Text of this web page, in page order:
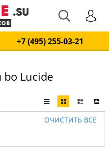
+7 (495) 255-03-21
bo Lucide
ОЧИСТИТЬ ВСЕ